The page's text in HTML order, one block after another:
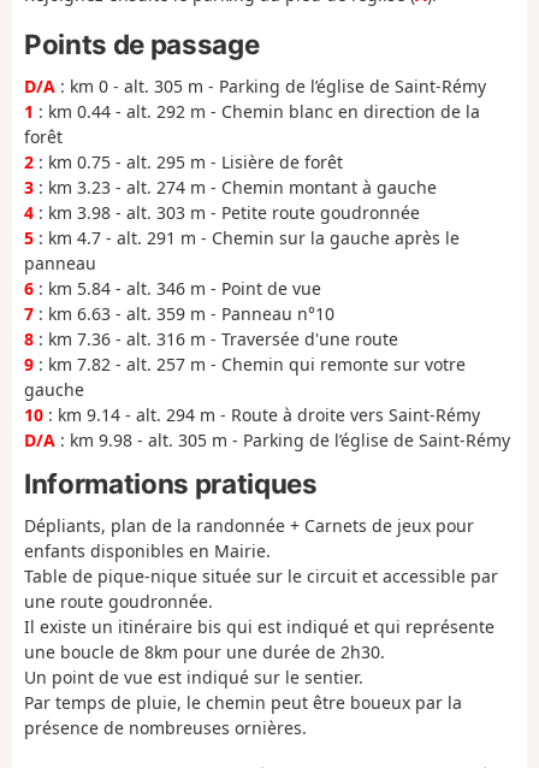
Points de passage
D/A : km 0 - alt. 305 m - Parking de l’église de Saint-Rémy
1 : km 0.44 - alt. 292 m - Chemin blanc en direction de la
forêt
2 : km 0.75 - alt. 295 m - Lisière de forêt
3 : km 3.23 - alt. 274 m - Chemin montant à gauche
4 : km 3.98 - alt. 303 m - Petite route goudronnée
5 : km 4.7 - alt. 291 m - Chemin sur la gauche après le
panneau
6 : km 5.84 - alt. 346 m - Point de vue
7 : km 6.63 - alt. 359 m - Panneau n°10
8 : km 7.36 - alt. 316 m - Traversée d'une route
9 : km 7.82 - alt. 257 m - Chemin qui remonte sur votre
gauche
10 : km 9.14 - alt. 294 m - Route à droite vers Saint-Rémy
D/A : km 9.98 - alt. 305 m - Parking de l’église de Saint-Rémy
Informations pratiques
Dépliants, plan de la randonnée + Carnets de jeux pour
enfants disponibles en Mairie.
Table de pique-nique située sur le circuit et accessible par
une route goudronnée.
Il existe un itinéraire bis qui est indiqué et qui représente
une boucle de 8km pour une durée de 2h30.
Un point de vue est indiqué sur le sentier.
Par temps de pluie, le chemin peut être boueux par la
présence de nombreuses ornières.